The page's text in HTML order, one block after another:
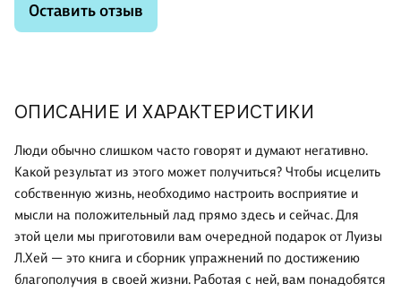
ОПИСАНИЕ И ХАРАКТЕРИСТИКИ
Люди обычно слишком часто говорят и думают негативно.
Какой результат из этого может получиться? Чтобы исцелить
собственную жизнь, необходимо настроить восприятие и
мысли на положительный лад прямо здесь и сейчас. Для
этой цели мы приготовили вам очередной подарок от Луизы
Л.Хей — это книга и сборник упражнений по достижению
благополучия в своей жизни. Работая с ней, вам понадобятся
Оставить отзыв